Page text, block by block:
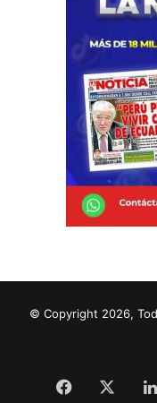
© Copyright 2026,
Facebook